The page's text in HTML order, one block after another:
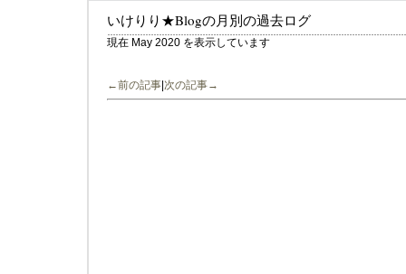
いけりり★Blogの月別の過去ログ
現在 May 2020 を表示しています
←前の記事 次の記事→